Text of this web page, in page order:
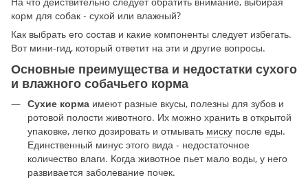
корм для собак - сухой или влажный?
Как выбрать его состав и какие компоненты следует избегать.
Вот мини-гид, который ответит на эти и другие вопросы.
Основные преимущества и недостатки сухого
и влажного собачьего корма
Сухие корма имеют разные вкусы, полезны для зубов и
ротовой полости животного. Их можно хранить в открытой
упаковке, легко дозировать и отмывать миску после еды.
Единственный минус этого вида - недостаточное
количество влаги. Когда животное пьет мало воды, у него
развивается заболевание почек.